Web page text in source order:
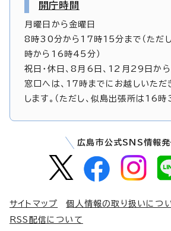
開庁時間
月曜日から金曜日
8時30分から17時15分まで（ただ
時から16時45分）
祝日・休日、8月6日、12月29日か
窓口へは、17時までにお越しいただ
します。（ただし、似島出張所は16時
広島市公式SNS情報発
サイトマップ 個人情報の取り扱いにつ
RSS配信について